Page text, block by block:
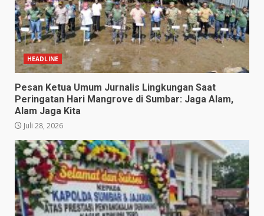
HEADLINE
Pesan Ketua Umum Jurnalis Lingkungan Saat
Peringatan Hari Mangrove di Sumbar: Jaga Alam,
Alam Jaga Kita
Juli 28, 2026